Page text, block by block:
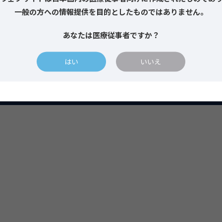
販売取引条件 返品交換規定
一般の方への情報提供を目的としたものではありません。
あなたは医療従事者ですか？
はい いいえ